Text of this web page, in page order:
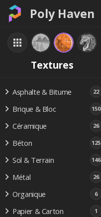
Poly Haven
Textures
Asphalte & Bitume 22
Brique & Bloc 150
Céramique 26
Béton 125
Sol & Terrain 146
Métal 26
Organique 6
Papier & Carton 1